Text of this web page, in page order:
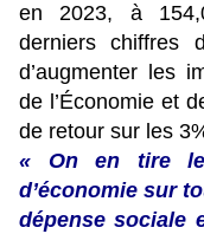
en 2023, à
derniers chiffres
d’augmenter les
de l’Économie et
de retour sur les
« On en tire
d’économie sur
dépense sociale